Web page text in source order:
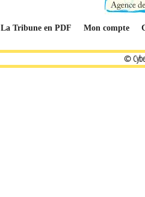
La Tribune en PDF Mon compte
©